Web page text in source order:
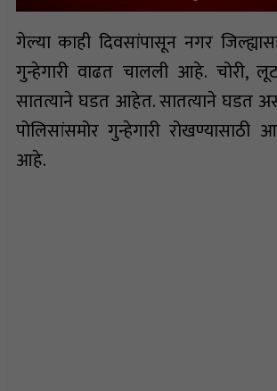
गेल्या काही दिवसांपासून नगर
गुन्हेगारी वाढत चालली आहे. चोरी,
सातत्याने घडत आहेत. सातत्याने घडत
पोलिसांसमोर गुन्हेगारी रोखण्यासाठी
आहे.